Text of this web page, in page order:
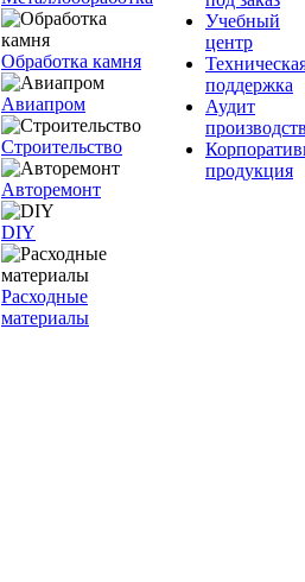
Обработка камня
Авиапром
Строительство
Авторемонт
DIY
Расходные
материалы
Учебный
центр
поддержка
Аудит
продукция